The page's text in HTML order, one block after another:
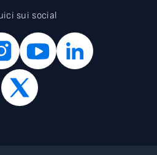
sui social